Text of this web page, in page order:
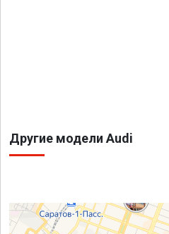
Другие модели Audi